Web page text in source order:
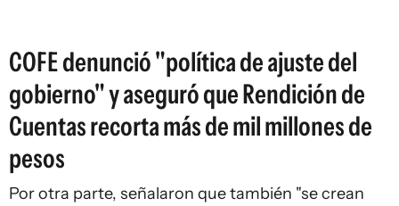
COFE denunció "política de ajuste del
gobierno" y aseguró que Rendición de
Cuentas recorta más de mil millones de
pesos
Por otra parte, señalaron que también "se crean